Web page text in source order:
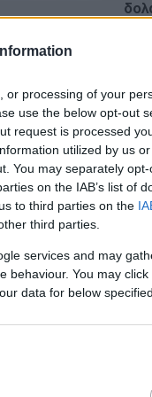
or processing of your
use the below opt-out
request is processed
utilized by us
You may separately
on the IAB’s list of
to third parties on the
third parties.
services and may
behaviour. You may
data for below
οι
πρώτο
να
άνοδο,
θεατών,
βάσει